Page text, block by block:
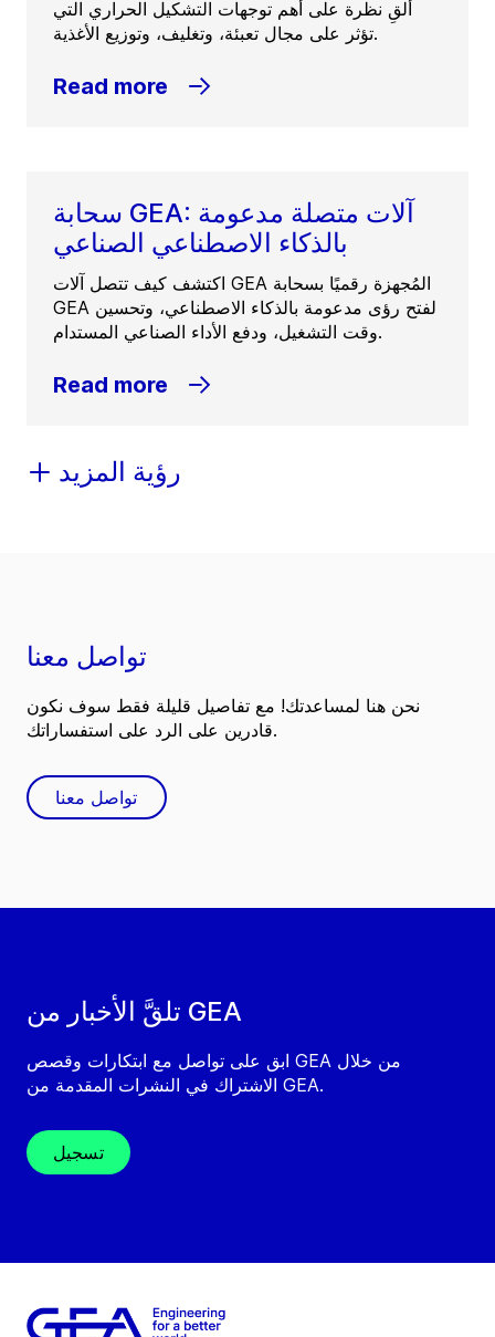
ألقِ نظرة على أهم توجهات التشكيل الحراري التي
تؤثر على مجال تعبئة، وتغليف، وتوزيع الأغذية.
Read more
سحابة GEA: آلات متصلة مدعومة
بالذكاء الاصطناعي الصناعي
اكتشف كيف تتصل آلات GEA المُجهزة رقميًا بسحابة
GEA لفتح رؤى مدعومة بالذكاء الاصطناعي، وتحسين
وقت التشغيل، ودفع الأداء الصناعي المستدام.
Read more
رؤية المزيد
تلقَّ الأخبار من GEA
ابق على تواصل مع ابتكارات وقصص GEA من خلال
الاشتراك في النشرات المقدمة من GEA.
تسجيل
تواصل معنا
نحن هنا لمساعدتك! مع تفاصيل قليلة فقط سوف نكون
قادرين على الرد على استفساراتك.
تواصل معنا